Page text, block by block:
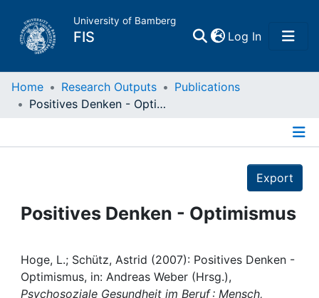
University of Bamberg
FIS Log In(current)
Home
Projects
Institutions
Home Research Outputs
Publications
Positives Denken - Optimismus
Export
Positives Denken - Optimismus
Hoge, L.; Schütz, Astrid (2007): Positives Denken -
Optimismus, in: Andreas Weber (Hrsg.),
Psychosoziale Gesundheit im Beruf : Mensch,